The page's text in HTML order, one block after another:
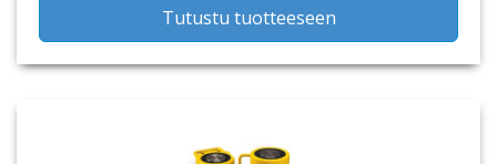
Tutustu tuotteeseen